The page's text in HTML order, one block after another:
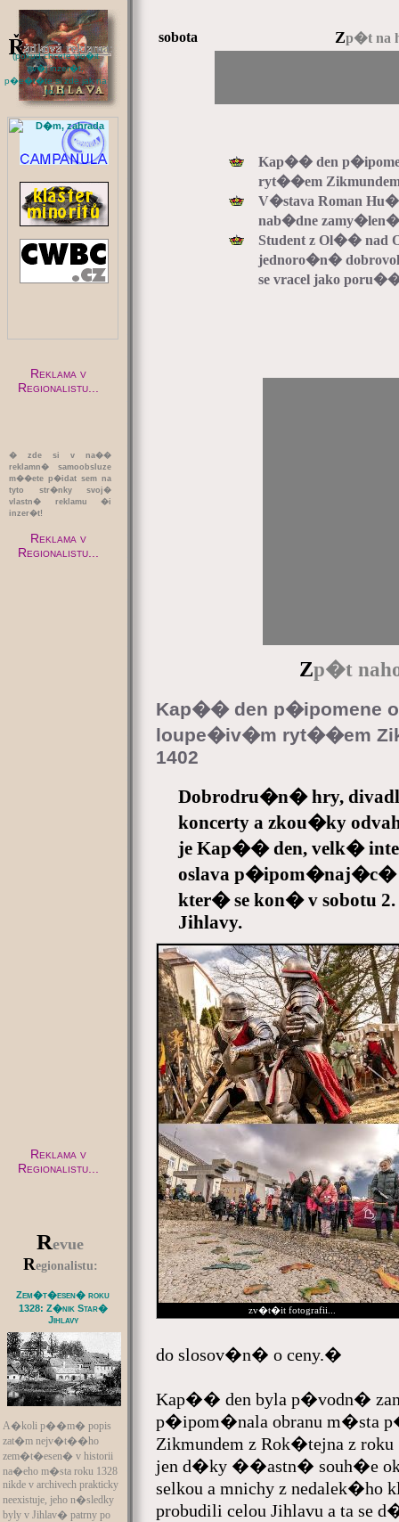
sobota Zp�t na
(pokud chcete vlo�it
sv�j inzer�t,
p�e�t�te si zde jak na
to...):
Reklama v
Regionalistu...
� zde si v na��
reklamn� samoobsluze
m��ete p�idat sem na
tyto str�nky svoj�
vlastn� reklamu �i
inzer�t!
Reklama v
Regionalistu...
Reklama v
Regionalistu...
Revue
Regionalistu:
Zem�t�esen� roku
1328: Z�nik Star�
Jihlavy
A�koli p��m� popis
zat�m nejv�t��ho
zem�t�esen� v historii
na�eho m�sta roku 1328
nikde v archivech prakticky
neexistuje, jeho n�sledky
byly v Jihlav� patrny po
Kap�� den
ryt��em
V�stava Roman
nab�dne
Student z Ol�� nad
jednoro�n�
se vracel jako
Zp�t
Kap�� den p�ipomene
loupe�iv�m ryt��em
1402
Dobrodru�n� hry,
koncerty a zkou�ky
je Kap�� den, velk�
oslava p�ipom�naj�c�
kter� se kon� v sobotu
Jihlavy.
zv�t�it fotografii...
do slosov�n� o ceny.�
Kap�� den byla p�vodn�
p�ipom�nala obranu
Zikmundem z Rok�tejna z
jen d�ky ��astn� souh�e
selkou a mnichy z
probudili celou Jihlavu a ta se